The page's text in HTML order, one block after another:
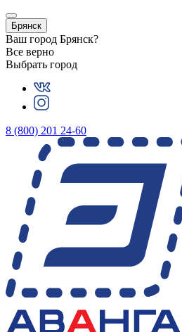
Брянск
Ваш город Брянск?
Все верно
Выбрать город
8 (800) 201 24-60